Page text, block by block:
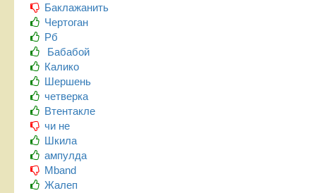
Баклажанить
Чертоган
Рб
Бабабой
Калико
Шершень
четверка
Втентакле
чи не
Шкила
ампулда
Mband
Жалеп